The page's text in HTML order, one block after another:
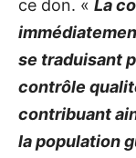
ce don. « La
se traduisant
contrôle
contribuant
la population